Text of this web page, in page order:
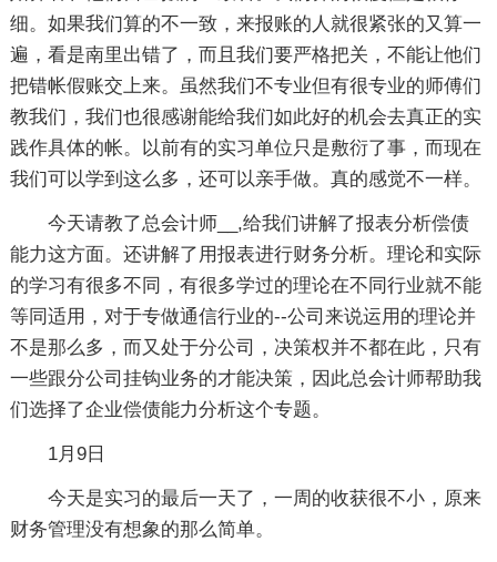
细。如果我们算的不一致，来报账的人就很紧张的又算一
遍，看是南里出错了，而且我们要严格把关，不能让他们
把错帐假账交上来。虽然我们不专业但有很专业的师傅们
教我们，我们也很感谢能给我们如此好的机会去真正的实
践作具体的帐。以前有的实习单位只是敷衍了事，而现在
我们可以学到这么多，还可以亲手做。真的感觉不一样。
今天请教了总会计师__,给我们讲解了报表分析偿债
能力这方面。还讲解了用报表进行财务分析。理论和实际
的学习有很多不同，有很多学过的理论在不同行业就不能
等同适用，对于专做通信行业的--公司来说运用的理论并
不是那么多，而又处于分公司，决策权并不都在此，只有
一些跟分公司挂钩业务的才能决策，因此总会计师帮助我
们选择了企业偿债能力分析这个专题。
1月9日
今天是实习的最后一天了，一周的收获很不小，原来
财务管理没有想象的那么简单。